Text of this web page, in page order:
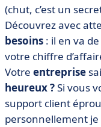
qualité
• 15 actions à
• Comment
(chut, c’est un
Découvrez avec
besoins : il en va
votre chiffre
Votre entreprise
heureux ?Si vous
support client
personnellement je